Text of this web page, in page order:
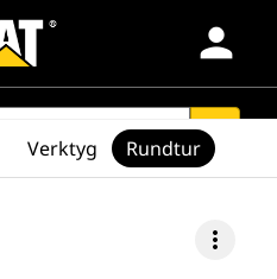
person
search
more_vert
Verktyg Rundtur